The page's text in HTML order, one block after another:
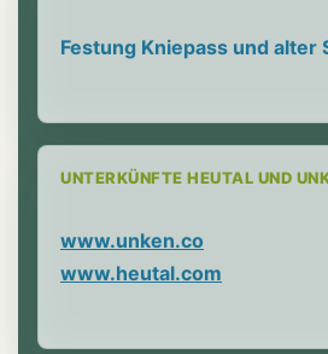
Festung Kniepass und alter
UNTERKÜNFTE HEUTAL UND
www.unken.co
www.heutal.com